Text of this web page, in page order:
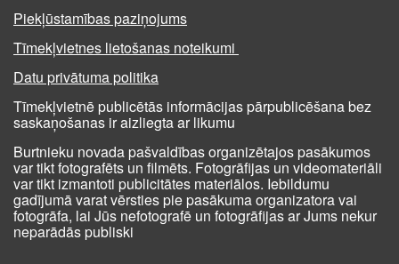
Piekļūstamības paziņojums
Tīmekļvietnes lietošanas noteikumi
Datu privātuma politika
Tīmekļvietnē publicētās informācijas pārpublicēšana bez
saskaņošanas ir aizliegta ar likumu
Burtnieku novada pašvaldības organizētajos pasākumos
var tikt fotografēts un filmēts. Fotogrāfijas un videomateriāli
var tikt izmantoti publicitātes materiālos. Iebildumu
gadījumā varat vērsties pie pasākuma organizatora vai
fotogrāfa, lai Jūs nefotografē un fotogrāfijas ar Jums nekur
neparādās publiski